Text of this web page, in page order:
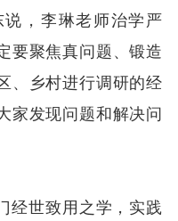
，李琳老师治学严
要聚焦真问题、锻造
、乡村进行调研的经
家发现问题和解决问
经世致用之学，实践